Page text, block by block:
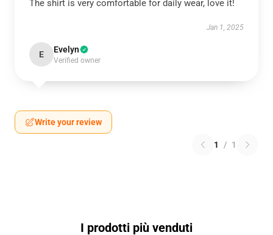
The shirt is very comfortable for daily wear, love it!
Jan 1, 2025
E Evelyn
Verified owner
Write your review
1 / 1
I prodotti più venduti